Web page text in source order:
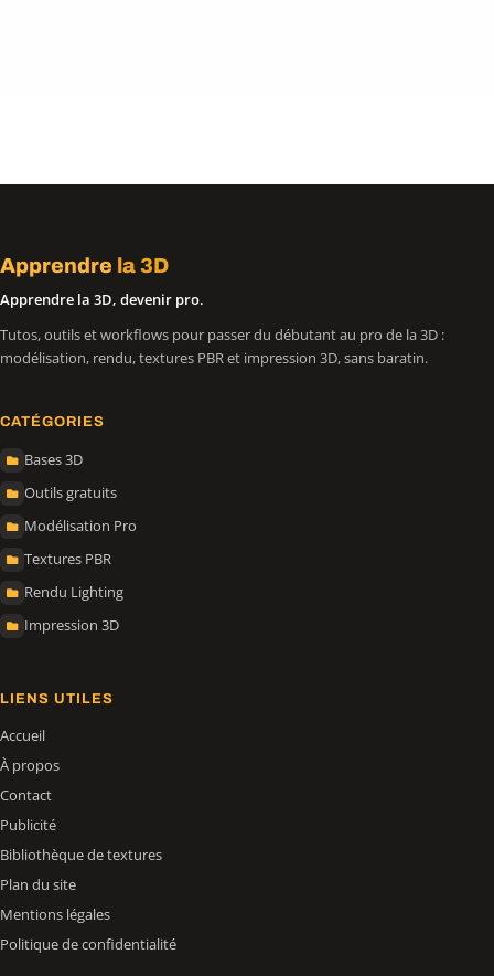
Apprendre la 3D
Apprendre la 3D, devenir pro.
Tutos, outils et workflows pour passer du débutant au pro de la 3D :
modélisation, rendu, textures PBR et impression 3D, sans baratin.
CATÉGORIES
Bases 3D
Outils gratuits
Modélisation Pro
Textures PBR
Rendu Lighting
Impression 3D
LIENS UTILES
Accueil
À propos
Contact
Publicité
Bibliothèque de textures
Plan du site
Mentions légales
Politique de confidentialité